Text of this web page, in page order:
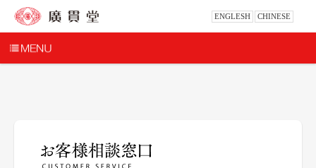
ENGLESH CHINESE